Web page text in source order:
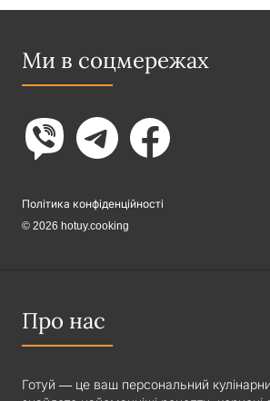
Ми в соцмережах
Політика конфіденційності
© 2026 hotuy.cooking
Про нас
Готуй — це ваш персональний